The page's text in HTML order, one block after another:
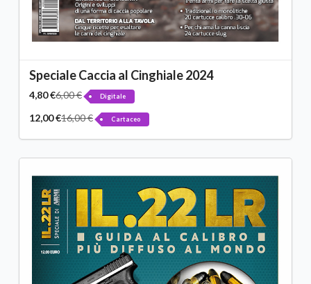
Speciale Caccia al Cinghiale 2024
4,80 €6,00 € Digitale
12,00 €16,00 € Cartaceo